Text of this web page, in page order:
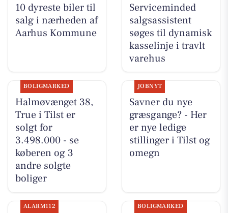
10 dyreste biler til
salg i nærheden af
Aarhus Kommune
Serviceminded
salgsassistent
søges til dynamisk
kasselinje i travlt
varehus
BOLIGMARKED
Halmøvænget 38,
True i Tilst er
solgt for
3.498.000 - se
køberen og 3
andre solgte
boliger
JOBNYT
Savner du nye
græsgange? - Her
er nye ledige
stillinger i Tilst og
omegn
ALARM112 BOLIGMARKED